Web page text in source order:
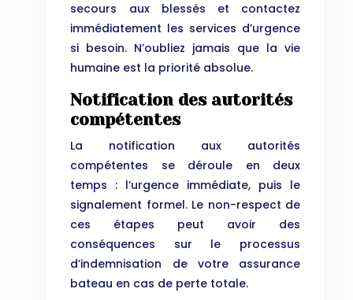
secours aux blessés et contactez
immédiatement les services d’urgence
si besoin. N’oubliez jamais que la vie
humaine est la priorité absolue.
Notification des autorités
compétentes
La notification aux autorités
compétentes se déroule en deux
temps : l’urgence immédiate, puis le
signalement formel. Le non-respect de
ces étapes peut avoir des
conséquences sur le processus
d’indemnisation de votre assurance
bateau en cas de perte totale.